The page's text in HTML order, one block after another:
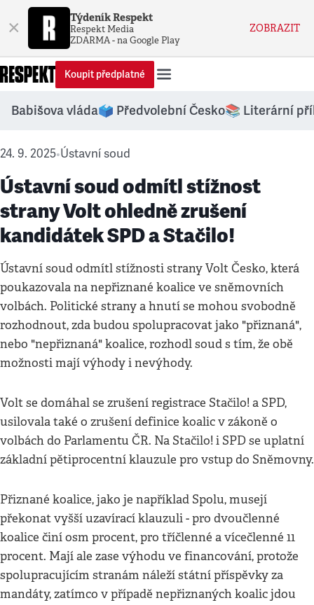
× Týdeník Respekt
Respekt Media
ZDARMA - na Google Play
ZOBRAZIT
Koupit předplatné
Babišova vláda🗳️ Předvolební Česko📚 Literární
24. 9. 2025•Ústavní soud
Ústavní soud odmítl stížnost
strany Volt ohledně zrušení
kandidátek SPD a Stačilo!
Ústavní soud odmítl stížnosti strany Volt Česko, která
poukazovala na nepřiznané koalice ve sněmovních
volbách. Politické strany a hnutí se mohou svobodně
rozhodnout, zda budou spolupracovat jako "přiznaná",
nebo "nepřiznaná" koalice, rozhodl soud s tím, že obě
možnosti mají výhody i nevýhody.
Volt se domáhal se zrušení registrace Stačilo! a SPD,
usilovala také o zrušení definice koalic v zákoně o
volbách do Parlamentu ČR. Na Stačilo! i SPD se uplatní
základní pětiprocentní klauzule pro vstup do Sněmovny.
Přiznané koalice, jako je například Spolu, musejí
překonat vyšší uzavírací klauzuli - pro dvoučlenné
koalice činí osm procent, pro tříčlenné a vícečlenné 11
procent. Mají ale zase výhodu ve financování, protože
spolupracujícím stranám náleží státní příspěvky za
mandáty, zatímco v případě nepřiznaných koalic jdou